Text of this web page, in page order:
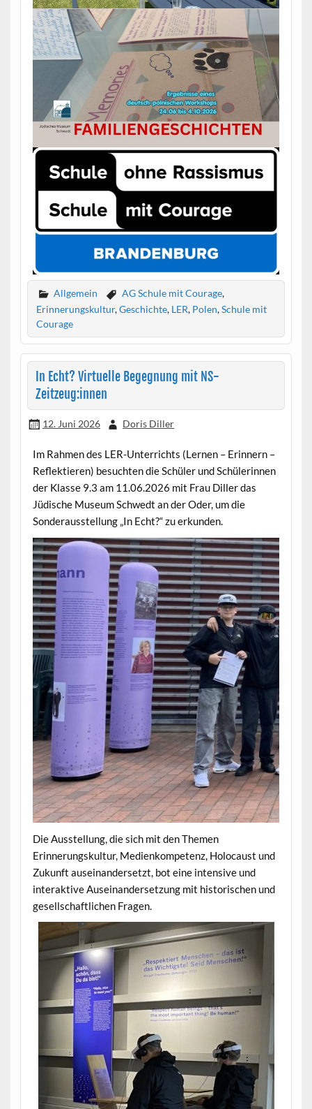
Allgemein AG Schule mit Courage,
Erinnerungskultur,Geschichte, LER, Polen,Schule mit
Courage
In Echt? Virtuelle Begegnung mit NS-
Zeitzeug:innen
12. Juni 2026 Doris Diller
Im Rahmen des LER-Unterrichts (Lernen – Erinnern –
Reflektieren) besuchten die Schüler und Schülerinnen
der Klasse 9.3 am 11.06.2026 mit Frau Diller das
Jüdische Museum Schwedt an der Oder, um die
Sonderausstellung „In Echt?“ zu erkunden.
Die Ausstellung, die sich mit den Themen
Erinnerungskultur, Medienkompetenz, Holocaust und
Zukunft auseinandersetzt, bot eine intensive und
interaktive Auseinandersetzung mit historischen und
gesellschaftlichen Fragen.